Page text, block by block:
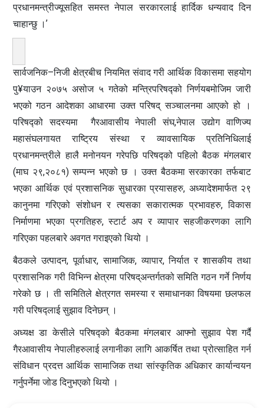
प्रधानमन्त्रीज्यूसहित समस्त नेपाल सरकारलाई हार्दिक धन्यवाद दिन
चाहान्छु ।ʼ
सार्वजनिक–निजी क्षेत्रबीच नियमित संवाद गरी आर्थिक विकासमा सहयोग
पु¥याउन २०७५ असोज ५ गतेको मन्त्रिपरिषद्को निर्णयबमोजिम जारी
भएको गठन आदेशका आधारमा उक्त परिषद् सञ्चालनमा आएको हो ।
परिषद्को सदस्यमा गैरआवासीय नेपाली संघ,नेपाल उद्योग वाणिज्य
महासंघलगायत राष्ट्रिय संस्था र व्यावसायिक प्रतिनिधिलाई
प्रधानमन्त्रीले हालै मनोनयन गरेपछि परिषद्को पहिलो बैठक मंगलबार
(माघ २९,२०८१) सम्पन्न भएको छ । उक्त बैठकमा सरकारका तर्फबाट
भएका आर्थिक एवं प्रशासनिक सुधारका प्रयासहरु, अध्यादेशमार्फत २९
कानुनमा गरिएको संशोधन र त्यसका सकारात्मक प्रभावहरु, विकास
निर्माणमा भएका प्रगतिहरु, स्टार्ट अप र व्यापार सहजीकरणका लागि
गरिएका पहलबारे अवगत गराइएको थियो ।
बैठकले उत्पादन, पूर्वाधार, सामाजिक, व्यापार, निर्यात र शासकीय तथा
प्रशासनिक गरी विभिन्न क्षेत्रमा परिषद्अन्तर्गतको समिति गठन गर्ने निर्णय
गरेको छ । ती समितिले क्षेत्रगत समस्या र समाधानका विषयमा छलफल
गरी परिषद्लाई सुझाव दिनेछन् ।
अध्यक्ष डा केसीले परिषद्को बैठकमा मंगलबार आफ्नो सुझाव पेश गर्दै
गैरआवासीय नेपालीहरुलाई लगानीका लागि आकर्षित तथा प्रोत्साहित गर्न
संविधान प्रदत्त आर्थिक सामाजिक तथा सांस्कृतिक अधिकार कार्यान्वयन
गर्नुपर्नेमा जोड दिनुभएको थियो ।